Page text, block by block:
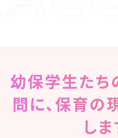
幼保学生たち
問に、保育の
しま